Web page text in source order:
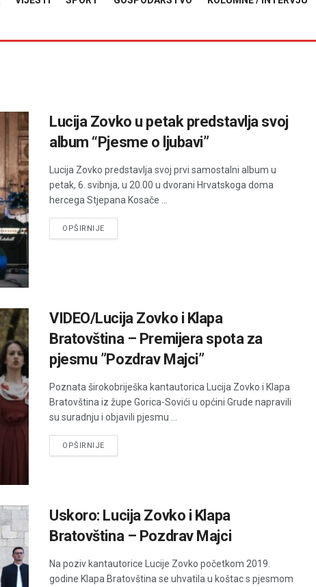
Lucija Zovko u petak predstavlja svoj
album “Pjesme o ljubavi”
Lucija Zovko predstavlja svoj prvi samostalni album u
petak, 6. svibnja, u 20.00 u dvorani Hrvatskoga doma
hercega Stjepana Kosače ...
OPŠIRNIJEDETAILS
VIDEO/Lucija Zovko i Klapa
Bratovština – Premijera spota za
pjesmu ”Pozdrav Majci”
Poznata širokobriješka kantautorica Lucija Zovko i Klapa
Bratovština iz župe Gorica-Sovići u općini Grude napravili
su suradnju i objavili pjesmu ...
OPŠIRNIJEDETAILS
Uskoro: Lucija Zovko i Klapa
Bratovština – Pozdrav Majci
Na poziv kantautorice Lucije Zovko početkom 2019.
godine Klapa Bratovština se uhvatila u koštac s pjesmom